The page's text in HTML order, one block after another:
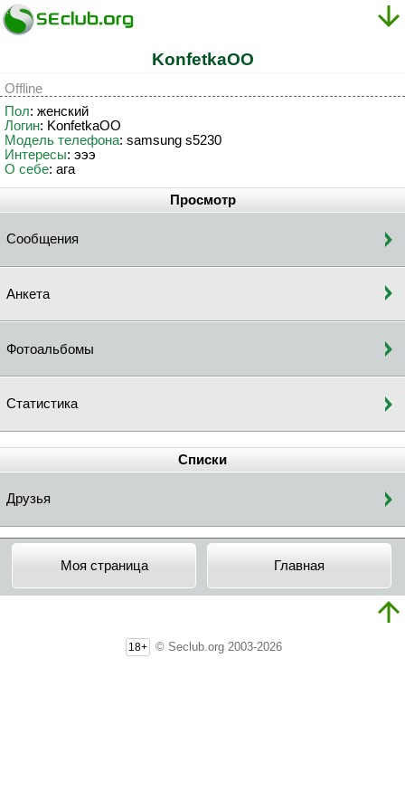
KonfetkaOO
Offline
Пол: женский
Логин: KonfetkaOO
Модель телефона: samsung s5230
Интересы: эээ
О себе: ага
Просмотр
Сообщения
Анкета
Фотоальбомы
Статистика
Списки
Друзья
Моя страница Главная
18+ © Seclub.org 2003-2026